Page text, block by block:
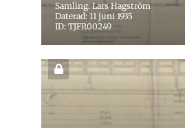
Samling: Lars Hagström
Daterad: 11 juni 1935
ID: TJFR00249